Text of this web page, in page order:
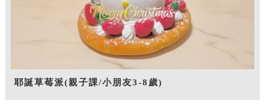
耶誕草莓派(親子課/小朋友3-8歲)